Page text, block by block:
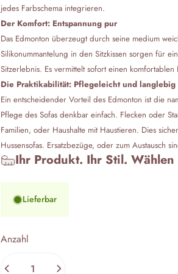
jedes Farbschema integrieren.
Der Komfort: Entspannung pur
Das Edmonton überzeugt durch seine medium
Silikonummantelung in den Sitzkissen sorgen für
Sitzerlebnis. Es vermittelt sofort einen
Die Praktikabilität: Pflegeleicht und langlebig
Ein entscheidender Vorteil des Edmonton ist die
Pflege des Sofas denkbar einfach. Flecken oder
Familien, oder Haushalte mit Haustieren. Dies
Hussensofas. Ersatzbezüge, oder zum Austausch
Ihr Produkt. Ihr Stil.
Lieferbar
Anzahl